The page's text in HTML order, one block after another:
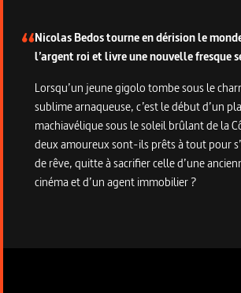
Nicolas Bedos tourne en dérision le
l’argent roi et livre une nouvelle fresque
Lorsqu’un jeune gigolo tombe sous le
sublime arnaqueuse, c’est le début d’un
machiavélique sous le soleil brûlant de la
deux amoureux sont-ils prêts à tout pour
de rêve, quitte à sacrifier celle d’une
cinéma et d’un agent immobilier ?